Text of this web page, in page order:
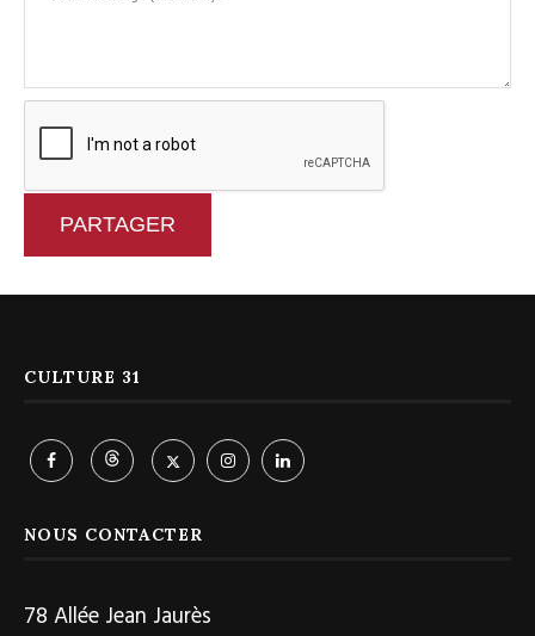
PARTAGER
CULTURE 31
NOUS CONTACTER
78 Allée Jean Jaurès